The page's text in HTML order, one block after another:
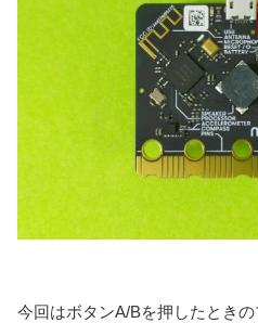
今回はボタンA/Bを押したとき